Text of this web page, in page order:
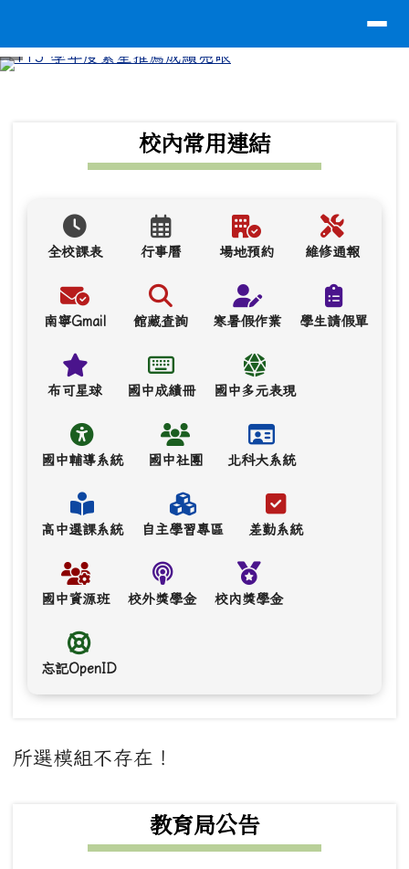
上中區域內容校內常用連結
全校課表 行事曆 場地預約 維修通報
南寧Gmail 館藏查詢 寒暑假作業 學生請假單
布可星球 國中成績冊 國中多元表現
國中輔導系統 國中社團 北科大系統
高中選課系統 自主學習專區 差勤系統
國中資源班 校外獎學金 校內獎學金
忘記OpenID
主內容區域
所選模組不存在！
教育局公告